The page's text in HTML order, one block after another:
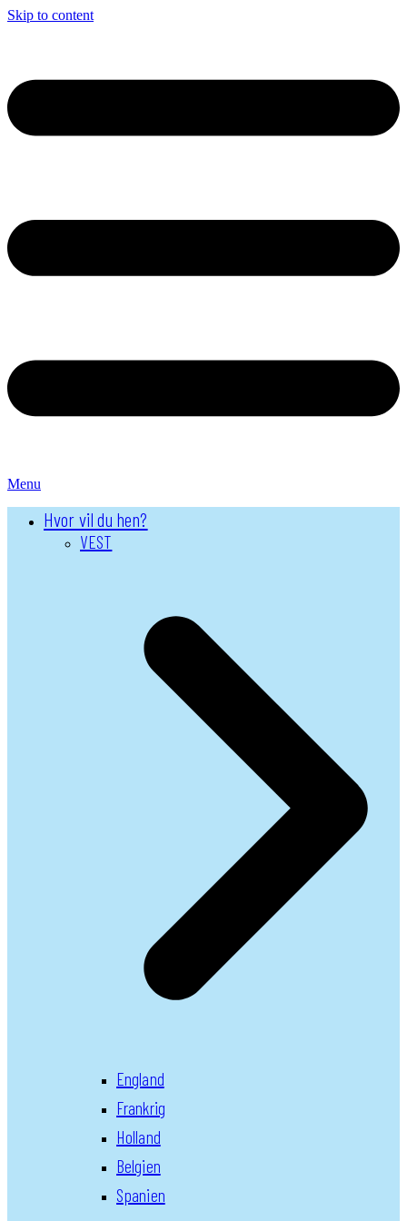
Skip to content
Menu
Hvor vil du hen?
VEST
England
Frankrig
Holland
Belgien
Spanien